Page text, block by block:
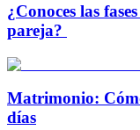
¿Conoces las
pareja?
Matrimonio:
días